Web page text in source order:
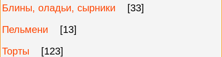
Блины, оладьи, сырники
[33]
Пельмени
[13]
Торты
[123]